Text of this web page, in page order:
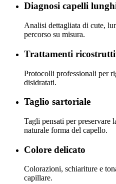
Diagnosi capelli
Analisi dettagliata di cute,
percorso su misura.
Trattamenti
Protocolli professionali per
disidratati.
Taglio sartoriale
Tagli pensati per preservare
naturale forma del capello.
Colore delicato
Colorazioni, schiariture e
capillare.